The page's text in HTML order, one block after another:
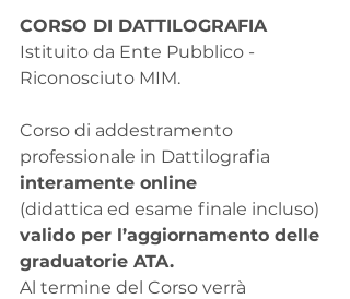
CORSO DI DATTILOGRAFIA
Istituito da Ente Pubblico -
Riconosciuto MIM.
Corso di addestramento
professionale in Dattilografia
interamente online
(didattica ed esame finale incluso)
valido per l’aggiornamento delle
graduatorie ATA.
Al termine del Corso verrà